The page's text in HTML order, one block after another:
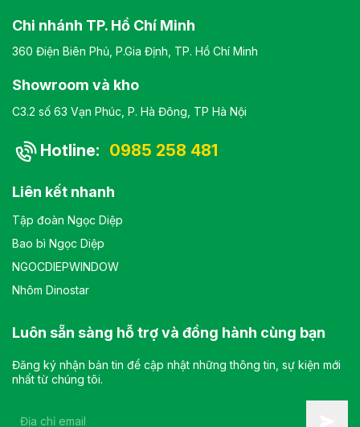
Chi nhánh TP. Hồ Chí Minh
360 Điện Biên Phủ, P.Gia Định, TP. Hồ Chí Minh
Showroom và kho
C3.2 số 63 Vạn Phúc, P. Hà Đông, TP Hà Nội
Hotline: 0985 258 481
Liên kết nhanh
Tập đoàn Ngọc Diệp
Bao bì Ngọc Diệp
NGOCDIEPWINDOW
Nhôm Dinostar
Luôn sẵn sàng hỗ trợ và đồng hành cùng bạn
Đăng ký nhận bản tin để cập nhật những thông tin, sự kiện mới
nhất từ chúng tôi.